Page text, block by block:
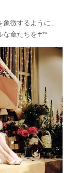
徴するように、
な傘たちを☂️**